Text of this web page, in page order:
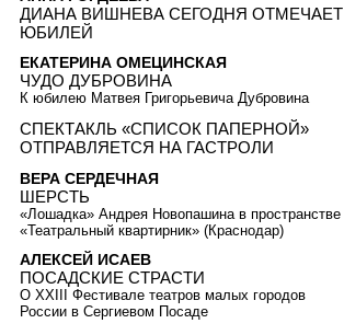
ДИАНА ВИШНЕВА СЕГОДНЯ ОТМЕЧАЕТ
ЮБИЛЕЙ
ЕКАТЕРИНА ОМЕЦИНСКАЯ
ЧУДО ДУБРОВИНА
К юбилею Матвея Григорьевича Дубровина
СПЕКТАКЛЬ «СПИСОК ПАПЕРНОЙ»
ОТПРАВЛЯЕТСЯ НА ГАСТРОЛИ
ВЕРА СЕРДЕЧНАЯ
ШЕРСТЬ
«Лошадка» Андрея Новопашина в пространстве
«Театральный квартирник» (Краснодар)
АЛЕКСЕЙ ИСАЕВ
ПОСАДСКИЕ СТРАСТИ
О XXIII Фестивале театров малых городов
России в Сергиевом Посаде